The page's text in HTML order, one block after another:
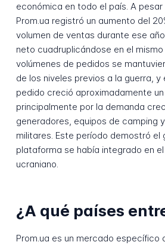
económica en todo el país. A
Prom.ua registró un aumento del
volumen de ventas durante ese
neto cuadruplicándose en el
volúmenes de pedidos se
de los niveles previos a la guerra, y
pedido creció aproximadamente
principalmente por la demanda
generadores, equipos de camping
militares. Este período demostró el
plataforma se había integrado en
ucraniano.
¿A qué países
Prom.ua es un mercado específico